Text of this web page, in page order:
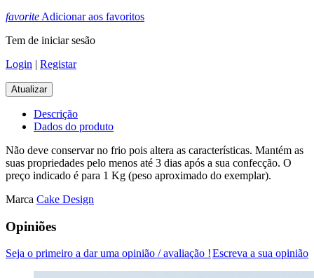
favorite Adicionar aos favoritos
Tem de iniciar sesão
Login | Registar
Descrição
Dados do produto
Não deve conservar no frio pois altera as características. Mantém as
suas propriedades pelo menos até 3 dias após a sua confecção. O
preço indicado é para 1 Kg (peso aproximado do exemplar).
Marca Cake Design
Opiniões
Escreva a sua opinião
Seja o primeiro a dar uma opinião / avaliação !